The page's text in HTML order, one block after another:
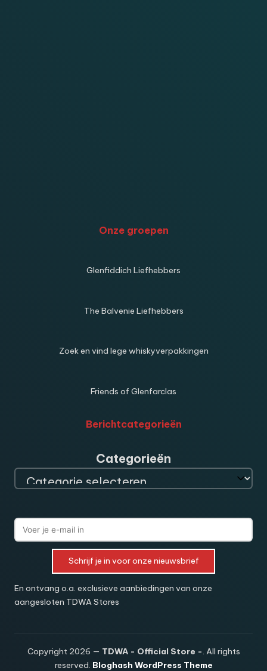
Onze groepen
Glenfiddich Liefhebbers
The Balvenie Liefhebbers
Zoek en vind lege whiskyverpakkingen
Friends of Glenfarclas
Berichtcategorieën
Categorieën
Schrijf je in voor onze nieuwsbrief
En ontvang o.a. exclusieve aanbiedingen van onze
aangesloten TDWA Stores
Copyright 2026 — TDWA - Official Store -. All rights
reserved. Bloghash WordPress Theme